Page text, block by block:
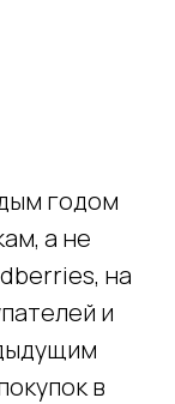
годом
а не
на
и
в